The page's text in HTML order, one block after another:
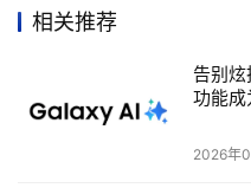
口标题，一旦发现标题中
杀"、"防火墙"、"杀毒"等
圾消息，试图使其出错关
其进程，达到自我保护的
相关推荐
告别
功能成
2026年